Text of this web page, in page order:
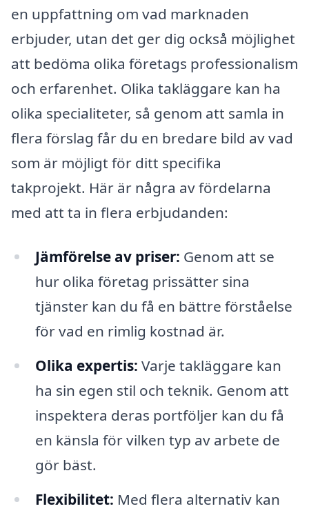
en uppfattning om vad marknaden
erbjuder, utan det ger dig också möjlighet
att bedöma olika företags professionalism
och erfarenhet. Olika takläggare kan ha
olika specialiteter, så genom att samla in
flera förslag får du en bredare bild av vad
som är möjligt för ditt specifika
takprojekt. Här är några av fördelarna
med att ta in flera erbjudanden:
Jämförelse av priser: Genom att se
hur olika företag prissätter sina
tjänster kan du få en bättre förståelse
för vad en rimlig kostnad är.
Olika expertis: Varje takläggare kan
ha sin egen stil och teknik. Genom att
inspektera deras portföljer kan du få
en känsla för vilken typ av arbete de
gör bäst.
Flexibilitet: Med flera alternativ kan